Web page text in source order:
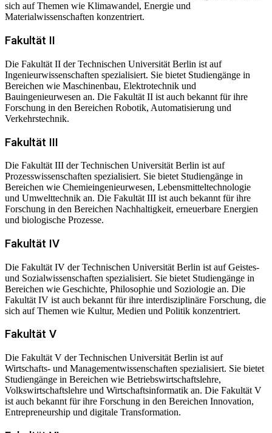
sich auf Themen wie Klimawandel, Energie und
Materialwissenschaften konzentriert.
Fakultät II
Die Fakultät II der Technischen Universität Berlin ist auf
Ingenieurwissenschaften spezialisiert. Sie bietet Studiengänge in
Bereichen wie Maschinenbau, Elektrotechnik und
Bauingenieurwesen an. Die Fakultät II ist auch bekannt für ihre
Forschung in den Bereichen Robotik, Automatisierung und
Verkehrstechnik.
Fakultät III
Die Fakultät III der Technischen Universität Berlin ist auf
Prozesswissenschaften spezialisiert. Sie bietet Studiengänge in
Bereichen wie Chemieingenieurwesen, Lebensmitteltechnologie
und Umwelttechnik an. Die Fakultät III ist auch bekannt für ihre
Forschung in den Bereichen Nachhaltigkeit, erneuerbare Energien
und biologische Prozesse.
Fakultät IV
Die Fakultät IV der Technischen Universität Berlin ist auf Geistes-
und Sozialwissenschaften spezialisiert. Sie bietet Studiengänge in
Bereichen wie Geschichte, Philosophie und Soziologie an. Die
Fakultät IV ist auch bekannt für ihre interdisziplinäre Forschung, die
sich auf Themen wie Kultur, Medien und Politik konzentriert.
Fakultät V
Die Fakultät V der Technischen Universität Berlin ist auf
Wirtschafts- und Managementwissenschaften spezialisiert. Sie bietet
Studiengänge in Bereichen wie Betriebswirtschaftslehre,
Volkswirtschaftslehre und Wirtschaftsinformatik an. Die Fakultät V
ist auch bekannt für ihre Forschung in den Bereichen Innovation,
Entrepreneurship und digitale Transformation.